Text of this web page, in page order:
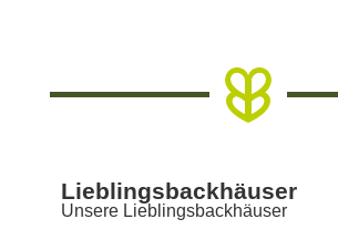
Lieblingsbackhäuser
Unsere Lieblingsbackhäuser